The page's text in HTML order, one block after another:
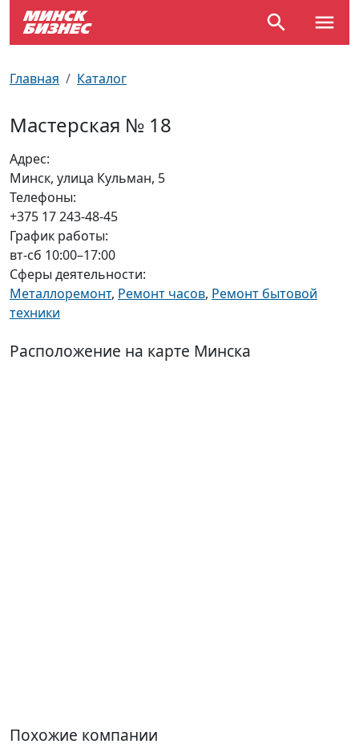
Главная Каталог
Мастерская № 18
Адрес:
Минск, улица Кульман, 5
Телефоны:
+375 17 243-48-45
График работы:
вт-сб 10:00–17:00
Сферы деятельности:
Металлоремонт, Ремонт часов, Ремонт бытовой
техники
Расположение на карте Минска
Похожие компании
Улицы Минска
Производственный календарь
Документы для ЗАГСа
Пробки на дорогах
Самолеты